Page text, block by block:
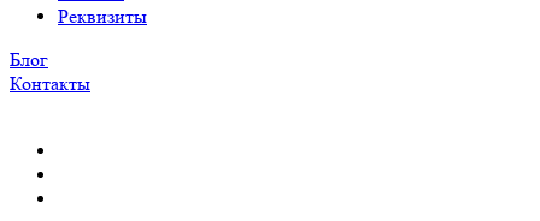
Реквизиты
Блог
Контакты